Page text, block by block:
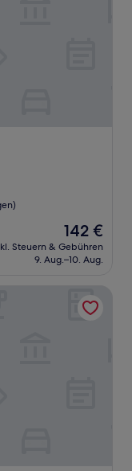
Der
Preis
beträgt
142 €
Steuern & Gebühren
9. Aug.–10. Aug.